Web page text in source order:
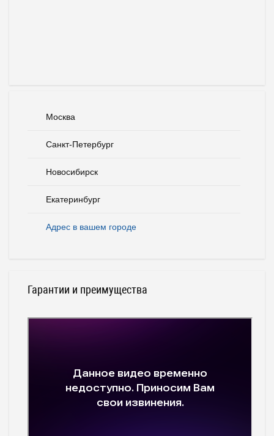
Москва
Санкт-Петербург
Новосибирск
Екатеринбург
Адрес в вашем городе
Гарантии и преимущества